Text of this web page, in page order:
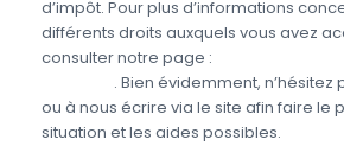
d’impôt. Pour plus d’informations
différents droits auxquels vous avez
consulter notre page :
. Bien évidemment,
ou à nous écrire via le site afin faire le
situation et les aides possibles.